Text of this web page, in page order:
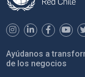
Ayúdanos a
de los negocios